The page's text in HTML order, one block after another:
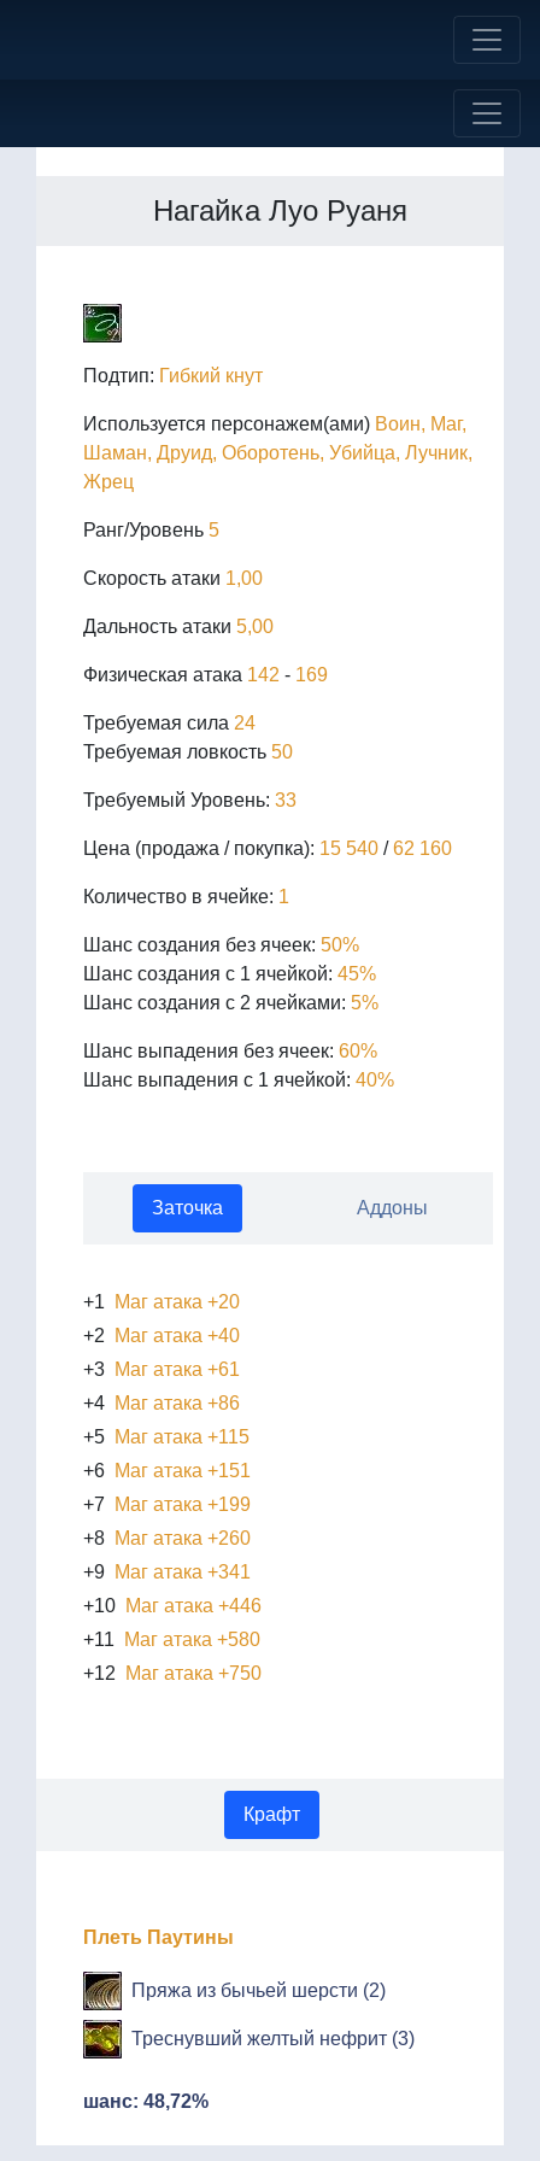
Нагайка Луо Руаня
Подтип: Гибкий кнут
Используется персонажем(ами) Воин, Маг,
Шаман, Друид, Оборотень, Убийца, Лучник,
Жрец
Ранг/Уровень 5
Скорость атаки 1,00
Дальность атаки 5,00
Физическая атака 142 - 169
Требуемая сила 24
Требуемая ловкость 50
Требуемый Уровень: 33
Цена (продажа / покупка): 15 540 /62 160
Количество в ячейке: 1
Шанс создания без ячеек: 50%
Шанс создания с 1 ячейкой: 45%
Шанс создания с 2 ячейками: 5%
Шанс выпадения без ячеек: 60%
Шанс выпадения с 1 ячейкой: 40%
Заточка Аддоны
+1
Маг атака +20
+2
Маг атака +40
+3 Маг атака +61
+4 Маг атака +86
+5 Маг атака +115
+6 Маг атака +151
+7
Маг атака +199
+8 Маг атака +260
+9 Маг атака +341
+10 Маг атака +446
+11
Маг атака +580
+12
Маг атака +750
Крафт
Плеть Паутины
Пряжа из бычьей шерсти (2)
Треснувший желтый нефрит (3)
шанс: 48,72%